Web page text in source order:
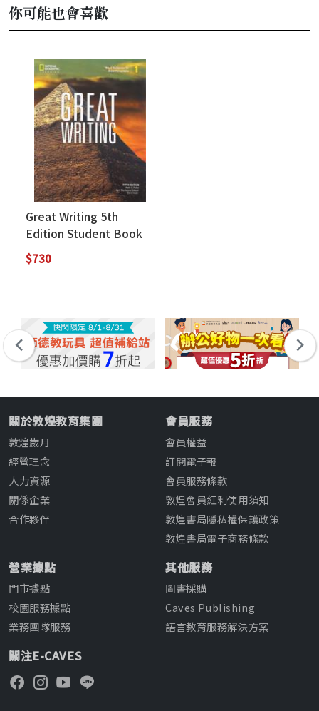
你可能也會喜歡
Great Writing 5th
Edition Student Book
with the Spark
Platform 1 : Great
碼，一經刮開恕不退換)
$730
關於敦煌教育集團
敦煌歲月
經營理念
人力資源
關係企業
合作夥伴
會員服務
會員權益
訂閱電子報
會員服務條款
敦煌會員紅利使用須知
敦煌書局隱私權保護政策
敦煌書局電子商務條款
營業據點
門市據點
校園服務據點
業務團隊服務
其他服務
圖書採購
Caves Publishing
語言教育服務解決方案
關注E-CAVES